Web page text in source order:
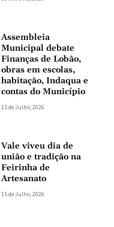
Assembleia
Municipal debate
Finanças de Lobão,
obras em escolas,
habitação, Indaqua e
contas do Município
15 de Julho, 2026
Vale viveu dia de
união e tradição na
Feirinha de
Artesanato
15 de Julho, 2026